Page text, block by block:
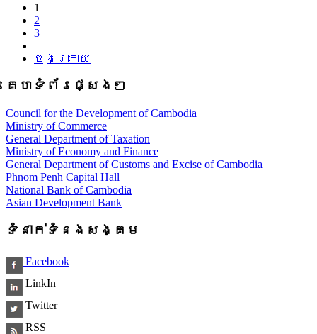
1
2
3
ចុងក្រោយ
គេហទំព័រផ្សេងៗ
Council for the Development of Cambodia
Ministry of Commerce
General Department of Taxation
Ministry of Economy and Finance
General Department of Customs and Excise of Cambodia
Phnom Penh Capital Hall
National Bank of Cambodia
Asian Development Bank
ទំនាក់ទំនងសង្គម
Facebook
LinkIn
Twitter
RSS